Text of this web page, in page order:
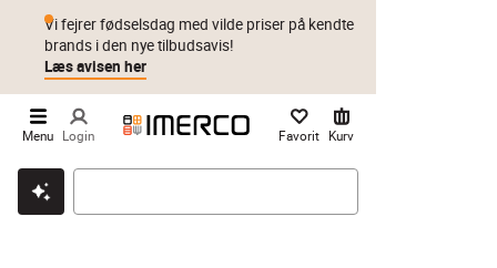
Klik & hent Byt i 1 år Prismatch
Vi fejrer fødselsdag med vilde priser på kendte
brands i den nye tilbudsavis!
Læs avisen her
Menu Login Favorit Kurv